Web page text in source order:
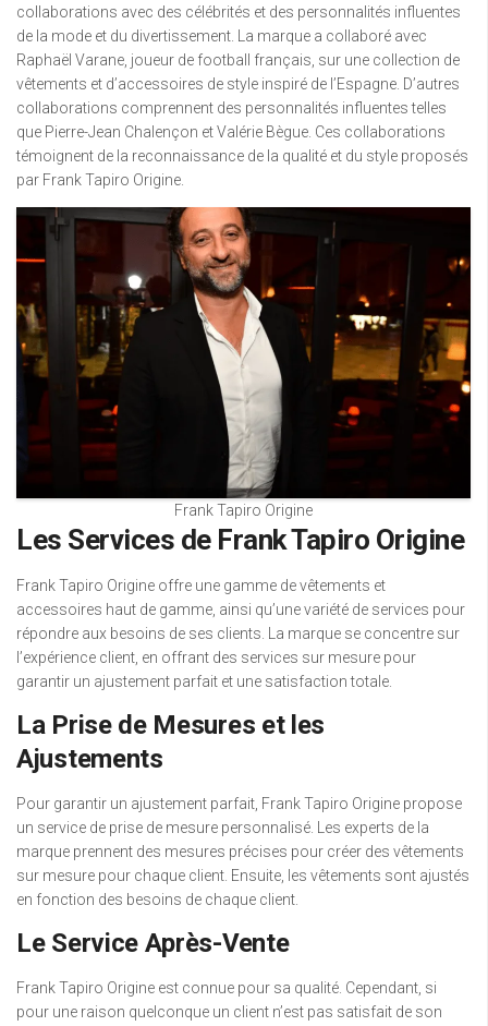
collaborations avec des célébrités et des personnalités influentes
de la mode et du divertissement. La marque a collaboré avec
Raphaël Varane, joueur de football français, sur une collection de
vêtements et d’accessoires de style inspiré de l’Espagne. D’autres
collaborations comprennent des personnalités influentes telles
que Pierre-Jean Chalençon et Valérie Bègue. Ces collaborations
témoignent de la reconnaissance de la qualité et du style proposés
par Frank Tapiro Origine.
Frank Tapiro Origine
Les Services de Frank Tapiro Origine
Frank Tapiro Origine offre une gamme de vêtements et
accessoires haut de gamme, ainsi qu’une variété de services pour
répondre aux besoins de ses clients. La marque se concentre sur
l’expérience client, en offrant des services sur mesure pour
garantir un ajustement parfait et une satisfaction totale.
La Prise de Mesures et les
Ajustements
Pour garantir un ajustement parfait, Frank Tapiro Origine propose
un service de prise de mesure personnalisé. Les experts de la
marque prennent des mesures précises pour créer des vêtements
sur mesure pour chaque client. Ensuite, les vêtements sont ajustés
en fonction des besoins de chaque client.
Le Service Après-Vente
Frank Tapiro Origine est connue pour sa qualité. Cependant, si
pour une raison quelconque un client n’est pas satisfait de son